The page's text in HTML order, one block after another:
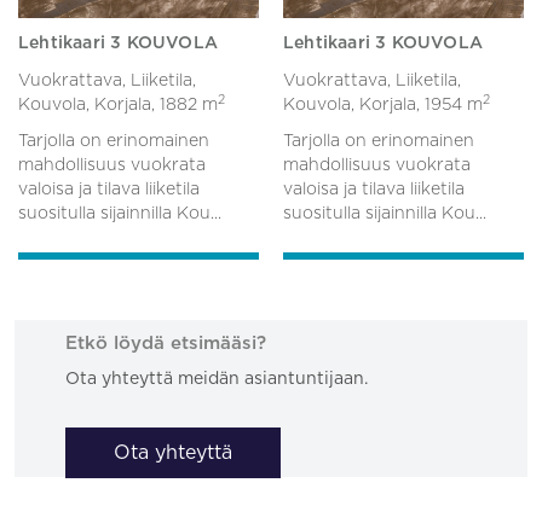
Lehtikaari 3 KOUVOLA
Vuokrattava, Liiketila,
Kouvola, Korjala, 1882 m 2
Tarjolla on erinomainen
mahdollisuus vuokrata
valoisa ja tilava liiketila
suositulla sijainnilla Kou...
Lehtikaari 3 KOUVOLA
Vuokrattava, Liiketila,
Kouvola, Korjala, 1954 m 2
Tarjolla on erinomainen
mahdollisuus vuokrata
valoisa ja tilava liiketila
suositulla sijainnilla Kou...
Etkö löydä etsimääsi?
Ota yhteyttä meidän asiantuntijaan.
Ota yhteyttä